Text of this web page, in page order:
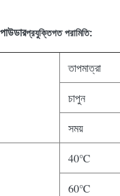
প্রযুক্তিগত পরামিতি:
তাপমাত্রা
চাপুন
সময়
40℃
60℃